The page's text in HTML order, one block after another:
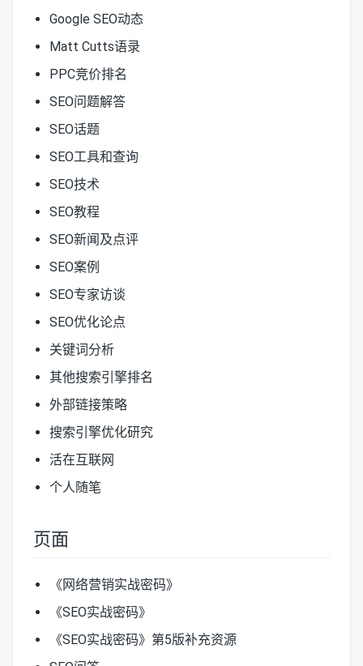
Google SEO动态
Matt Cutts语录
PPC竞价排名
SEO问题解答
SEO话题
SEO工具和查询
SEO技术
SEO教程
SEO新闻及点评
SEO案例
SEO专家访谈
SEO优化论点
关键词分析
其他搜索引擎排名
外部链接策略
搜索引擎优化研究
活在互联网
个人随笔
页面
《网络营销实战密码》
《SEO实战密码》
《SEO实战密码》第5版补充资源